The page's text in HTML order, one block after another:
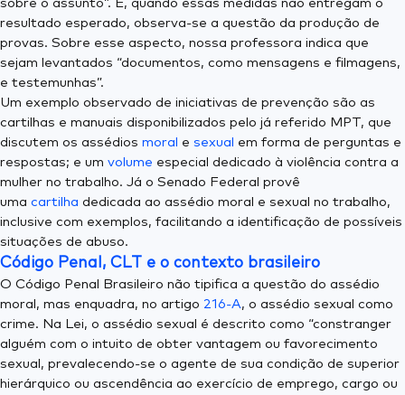
sobre o assunto”. E, quando essas medidas não entregam o
resultado esperado, observa-se a questão da produção de
provas. Sobre esse aspecto, nossa professora indica que
sejam levantados “documentos, como mensagens e filmagens,
e testemunhas”.
Um exemplo observado de iniciativas de prevenção são as
cartilhas e manuais disponibilizados pelo já referido MPT, que
discutem os assédios moral e sexual em forma de perguntas e
respostas; e um volume especial dedicado à violência contra a
mulher no trabalho. Já o Senado Federal provê
uma cartilha dedicada ao assédio moral e sexual no trabalho,
inclusive com exemplos, facilitando a identificação de possíveis
situações de abuso.
Código Penal, CLT e o contexto brasileiro
O Código Penal Brasileiro não tipifica a questão do assédio
moral, mas enquadra, no artigo 216-A, o assédio sexual como
crime. Na Lei, o assédio sexual é descrito como “constranger
alguém com o intuito de obter vantagem ou favorecimento
sexual, prevalecendo-se o agente de sua condição de superior
hierárquico ou ascendência ao exercício de emprego, cargo ou